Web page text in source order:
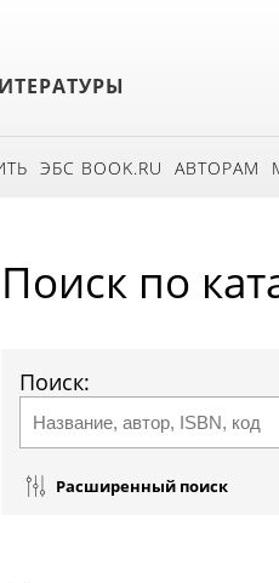
ЭБС BOOK.RU АВТОРАМ
Поиск по
Поиск:
Расширенный поиск